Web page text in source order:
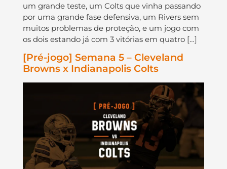
um grande teste, um Colts que vinha passando
por uma grande fase defensiva, um Rivers sem
muitos problemas de proteção, e um jogo com
os dois estando já com 3 vitórias em quatro […]
[Pré-jogo] Semana 5 – Cleveland
Browns x Indianapolis Colts